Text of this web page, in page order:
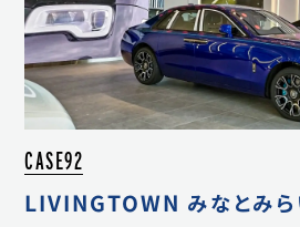
CASE92
LIVINGTOWN みなとみ